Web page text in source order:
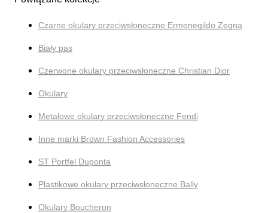
Czarne okulary przeciwsłoneczne Ermenegildo Zegna
Biały pas
Czerwone okulary przeciwsłoneczne Christian Dior
Okulary
Metalowe okulary przeciwsłoneczne Fendi
Inne marki Brown Fashion Accessories
ST Portfel Duponta
Plastikowe okulary przeciwsłoneczne Bally
Okulary Boucheron